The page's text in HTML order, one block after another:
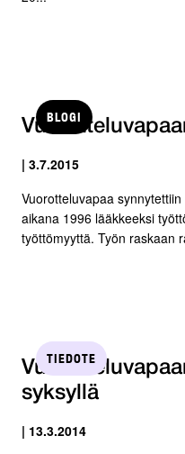
BLOGI
| 3.7.2015
Vuorotteluvapaa
aikana 1996 lääkkeeksi
työttömyyttä. Työn raskaan
TIEDOTE
syksyllä
| 13.3.2014